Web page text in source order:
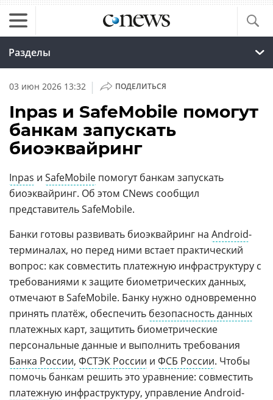
Разделы
03 июн 2026 13:32 | ПОДЕЛИТЬСЯ
Inpas и SafeMobile помогут
банкам запускать
биоэквайринг
Inpas и SafeMobile помогут банкам запускать
биоэквайринг. Об этом CNews сообщил
представитель SafeMobile.
Банки готовы развивать биоэквайринг на Android-
терминалах, но перед ними встает практический
вопрос: как совместить платежную инфраструктуру с
требованиями к защите биометрических данных,
отмечают в SafeMobile. Банку нужно одновременно
принять платёж, обеспечить безопасность данных
платежных карт, защитить биометрические
персональные данные и выполнить требования
Банка России, ФСТЭК России и ФСБ России. Чтобы
помочь банкам решить это уравнение: совместить
платежную инфраструктуру, управление Android-